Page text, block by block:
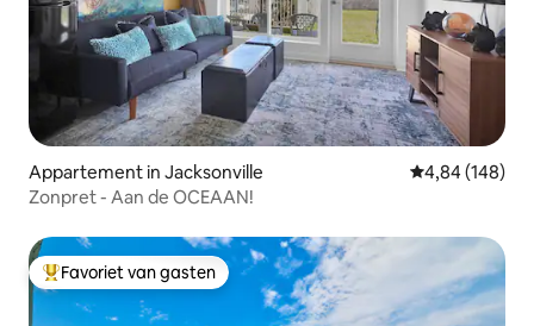
Appartement in Jacksonville Gemiddelde
4,84 (148)
Zonpret - Aan de OCEAAN!
Topfavoriet van gasten
Favoriet van gasten